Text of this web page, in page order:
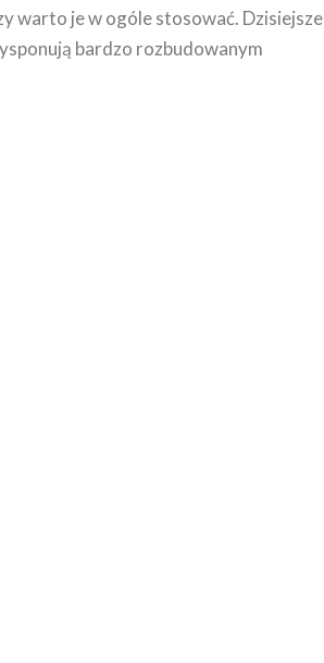
warto je w ogóle stosować. Dzisiejsze
bardzo rozbudowanym